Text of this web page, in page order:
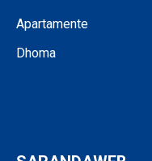
Apartamente
Dhoma